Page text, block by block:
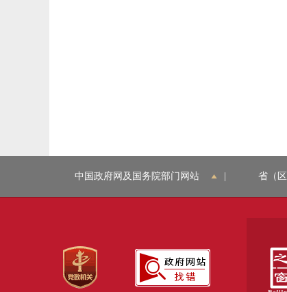
中国政府网及国务院部门网站 省（